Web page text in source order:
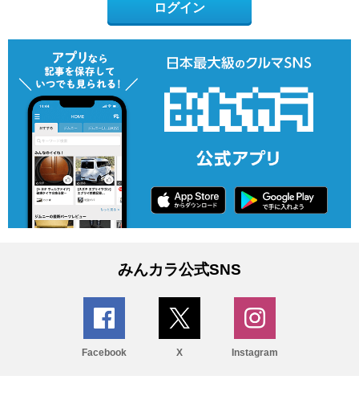
ログイン
みんカラ公式SNS
Facebook X Instagram